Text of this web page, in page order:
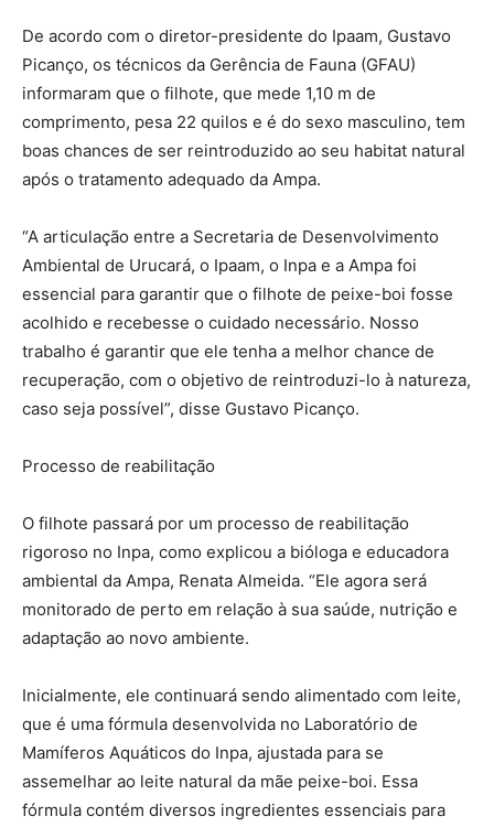
De acordo com o diretor-presidente do Ipaam, Gustavo
Picanço, os técnicos da Gerência de Fauna (GFAU)
informaram que o filhote, que mede 1,10 m de
comprimento, pesa 22 quilos e é do sexo masculino, tem
boas chances de ser reintroduzido ao seu habitat natural
após o tratamento adequado da Ampa.
“A articulação entre a Secretaria de Desenvolvimento
Ambiental de Urucará, o Ipaam, o Inpa e a Ampa foi
essencial para garantir que o filhote de peixe-boi fosse
acolhido e recebesse o cuidado necessário. Nosso
trabalho é garantir que ele tenha a melhor chance de
recuperação, com o objetivo de reintroduzi-lo à natureza,
caso seja possível”, disse Gustavo Picanço.
Processo de reabilitação
O filhote passará por um processo de reabilitação
rigoroso no Inpa, como explicou a bióloga e educadora
ambiental da Ampa, Renata Almeida. “Ele agora será
monitorado de perto em relação à sua saúde, nutrição e
adaptação ao novo ambiente.
Inicialmente, ele continuará sendo alimentado com leite,
que é uma fórmula desenvolvida no Laboratório de
Mamíferos Aquáticos do Inpa, ajustada para se
assemelhar ao leite natural da mãe peixe-boi. Essa
fórmula contém diversos ingredientes essenciais para